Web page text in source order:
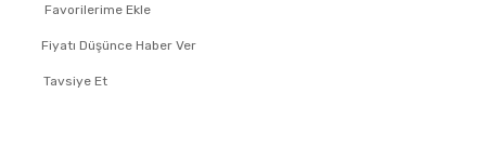
Fiyatı Düşünce Haber Ver
Tavsiye Et